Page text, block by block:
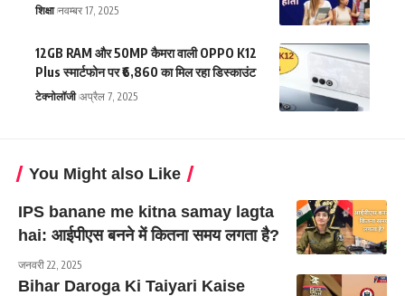
शिक्षा नवम्बर 17, 2025
12GB RAM और 50MP कैमरा वाली OPPO K12
Plus स्मार्टफोन पर ₹6,860 का मिल रहा डिस्काउंट
टेक्नोलॉजी अप्रैल 7, 2025
You Might also Like
IPS banane me kitna samay lagta
hai: आईपीएस बनने में कितना समय लगता है?
जनवरी 22, 2025
Bihar Daroga Ki Taiyari Kaise